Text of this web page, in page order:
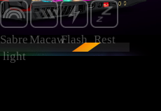
Sabre
light
MacawFlash Rest